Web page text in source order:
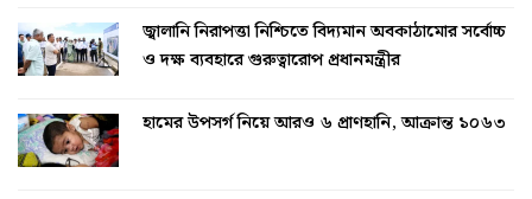
জ্বালানি নিরাপত্তা নিশ্চিতে বিদ্যমান অবকাঠামোর সর্বোচ্চ
ও দক্ষ ব্যবহারে গুরুত্বারোপ প্রধানমন্ত্রীর
হামের উপসর্গ নিয়ে আরও ৬ প্রাণহানি, আক্রান্ত ১০৬৩